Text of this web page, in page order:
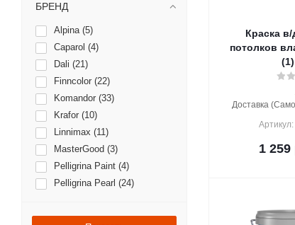
Краска
потолков
Доставка
1 259
БРЕНД
Alpina (5)
Caparol (4)
Dali (21)
Finncolor (22)
Komandor (33)
Krafor (10)
Linnimax (11)
MasterGood (3)
Pelligrina Paint (4)
Pelligrina Pearl (24)
Talatu (27)